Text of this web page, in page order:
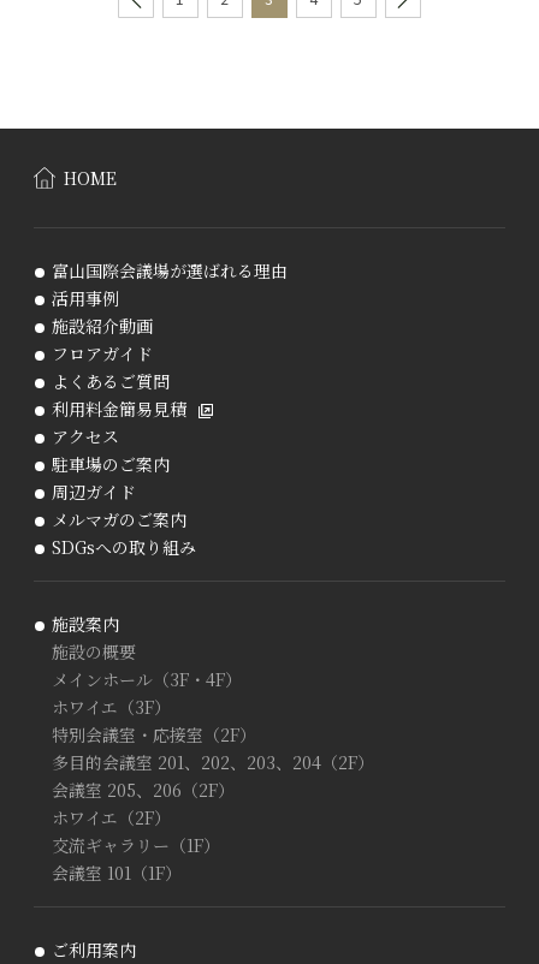
HOME
富山国際会議場が選ばれる理由
活用事例
施設紹介動画
フロアガイド
よくあるご質問
利用料金簡易見積
アクセス
駐車場のご案内
周辺ガイド
メルマガのご案内
SDGsへの取り組み
施設案内
施設の概要
メインホール（3F・4F）
ホワイエ（3F）
特別会議室・応接室（2F）
多目的会議室 201、202、203、204（2F）
会議室 205、206（2F）
ホワイエ（2F）
交流ギャラリー（1F）
会議室 101（1F）
ご利用案内